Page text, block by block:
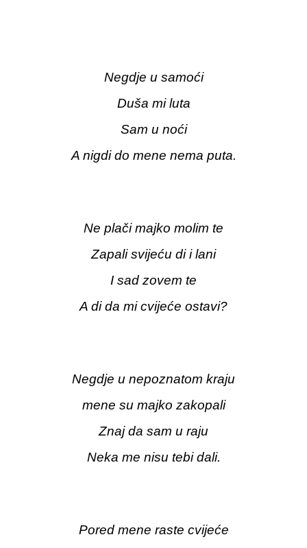
Negdje u samoći
Duša mi luta
Sam u noći
A nigdi do mene nema puta.
Ne plači majko molim te
Zapali svijeću di i lani
I sad zovem te
A di da mi cvijeće ostavi?
Negdje u nepoznatom kraju
mene su majko zakopali
Znaj da sam u raju
Neka me nisu tebi dali.
Pored mene raste cvijeće